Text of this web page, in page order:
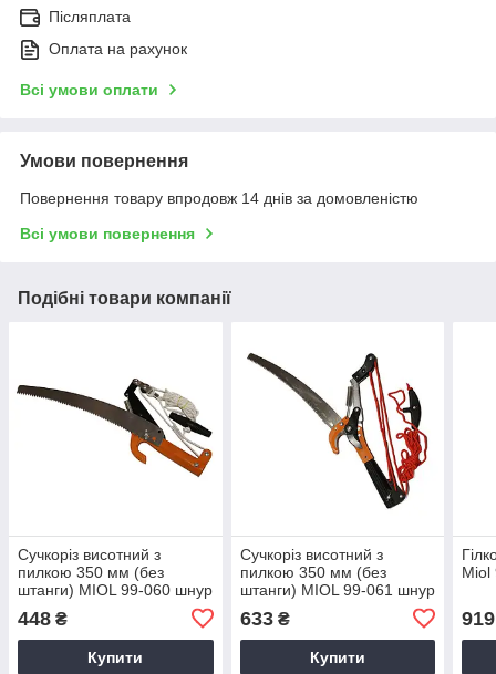
Післяплата
Оплата на рахунок
Всі умови оплати
Умови повернення
Повернення товару впродовж 14 днів за домовленістю
Всі умови повернення
Подібні товари компанії
Сучкоріз висотний з
пилкою 350 мм (без
штанги) MIOL 99-060 шнур
448 ₴
Купити
Сучкоріз висотний з
пилкою 350 мм (без
штанги) MIOL 99-061 шнур
633₴
Купити
Miol
919